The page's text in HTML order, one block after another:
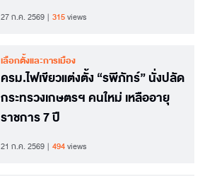
27 ก.ค. 2569 315views
เลือกตั้งและการเมือง
ครม.ไฟเขียวแต่งตั้ง “รพีภัทร์” นั่งปลัด
กระทรวงเกษตรฯ คนใหม่ เหลืออายุ
ราชการ 7 ปี
21 ก.ค. 2569 494views